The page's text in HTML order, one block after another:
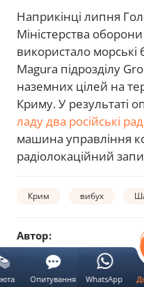
Наприкінці липня
Міністерства
використало морські
Magura підрозділу
наземних цілей на
Криму. У результаті
ладу два російські
машина управління
радіолокаційний
Крим вибух
Автор:
Анастасія
Постоєнко
Опитування WhatsApp